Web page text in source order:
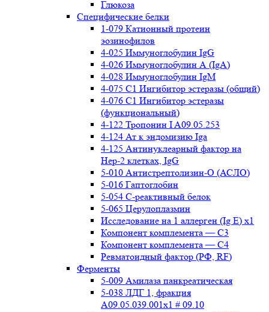
Глюкоза
Специфические белки
1-079 Катионный протеин
эозинофилов
4-025 Иммуноглобулин IgG
4-026 Иммуноглобулин А (IgA)
4-028 Иммуноглобулин IgM
4-075 С1 Ингибитор эстеразы (общий)
4-076 С1 Ингибитор эстеразы
(функциональный)
4-122 Тропонин I A09.05.253
4-124 Ат к эндомизию Iga
4-125 Антинуклеарный фактор на
Нер-2 клетках, IgG
5-010 Антистрептолизин-О (АСЛО)
5-016 Гаптоглобин
5-054 С-реактивный белок
5-065 Церулоплазмин
Исследование на 1 аллерген (Ig E) x1
Компонент комплемента — С3
Компонент комплемента — С4
Ревматоидный фактор (РФ, RF)
Ферменты
5-009 Амилаза панкреатическая
5-038 ЛДГ 1, фракция
A09.05.039.001x1 # 09.10